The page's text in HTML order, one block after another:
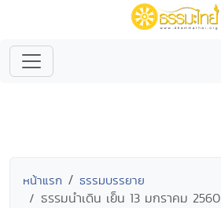
หน้าแรก ธรรมบรรยาย
ธรรมนำเดิน เย็น 13 มกราคม 2560